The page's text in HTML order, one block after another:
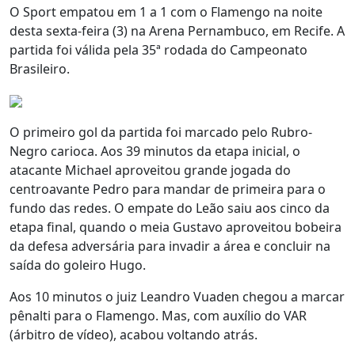
O Sport empatou em 1 a 1 com o Flamengo na noite
desta sexta-feira (3) na Arena Pernambuco, em Recife. A
partida foi válida pela 35ª rodada do Campeonato
Brasileiro.
O primeiro gol da partida foi marcado pelo Rubro-
Negro carioca. Aos 39 minutos da etapa inicial, o
atacante Michael aproveitou grande jogada do
centroavante Pedro para mandar de primeira para o
fundo das redes. O empate do Leão saiu aos cinco da
etapa final, quando o meia Gustavo aproveitou bobeira
da defesa adversária para invadir a área e concluir na
saída do goleiro Hugo.
Aos 10 minutos o juiz Leandro Vuaden chegou a marcar
pênalti para o Flamengo. Mas, com auxílio do VAR
(árbitro de vídeo), acabou voltando atrás.